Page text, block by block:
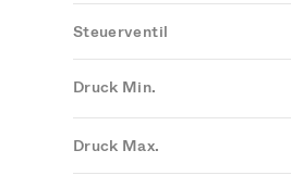
Steuerventil
Druck Min.
Druck Max.